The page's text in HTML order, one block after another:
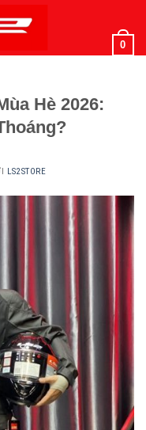
0
Hè 2026:
LS2STORE